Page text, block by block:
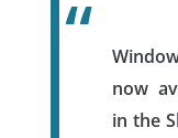
now
in the